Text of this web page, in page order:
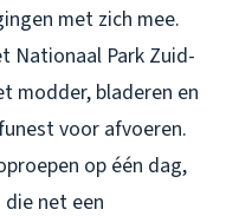
met zich mee.
Nationaal Park Zuid-
modder, bladeren en
voor afvoeren.
op één dag,
net een